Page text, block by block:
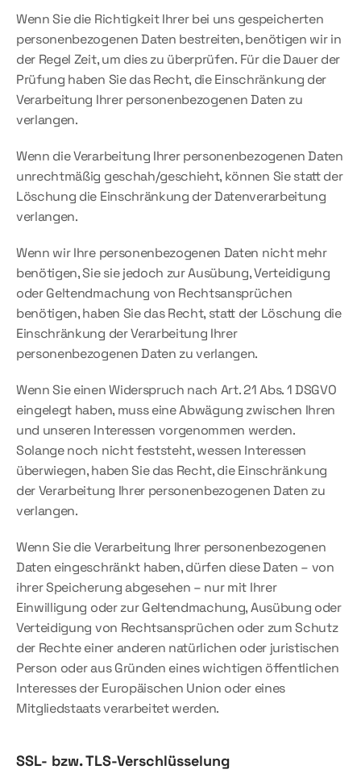
Wenn Sie die Richtigkeit Ihrer bei uns gespeicherten
personenbezogenen Daten bestreiten, benötigen wir in
der Regel Zeit, um dies zu überprüfen. Für die Dauer der
Prüfung haben Sie das Recht, die Einschränkung der
Verarbeitung Ihrer personenbezogenen Daten zu
verlangen.
Wenn die Verarbeitung Ihrer personenbezogenen Daten
unrechtmäßig geschah/geschieht, können Sie statt der
Löschung die Einschränkung der Datenverarbeitung
verlangen.
Wenn wir Ihre personenbezogenen Daten nicht mehr
benötigen, Sie sie jedoch zur Ausübung, Verteidigung
oder Geltendmachung von Rechtsansprüchen
benötigen, haben Sie das Recht, statt der Löschung die
Einschränkung der Verarbeitung Ihrer
personenbezogenen Daten zu verlangen.
Wenn Sie einen Widerspruch nach Art. 21 Abs. 1 DSGVO
eingelegt haben, muss eine Abwägung zwischen Ihren
und unseren Interessen vorgenommen werden.
Solange noch nicht feststeht, wessen Interessen
überwiegen, haben Sie das Recht, die Einschränkung
der Verarbeitung Ihrer personenbezogenen Daten zu
verlangen.
Wenn Sie die Verarbeitung Ihrer personenbezogenen
Daten eingeschränkt haben, dürfen diese Daten – von
ihrer Speicherung abgesehen – nur mit Ihrer
Einwilligung oder zur Geltendmachung, Ausübung oder
Verteidigung von Rechtsansprüchen oder zum Schutz
der Rechte einer anderen natürlichen oder juristischen
Person oder aus Gründen eines wichtigen öffentlichen
Interesses der Europäischen Union oder eines
Mitgliedstaats verarbeitet werden.
SSL- bzw. TLS-Verschlüsselung